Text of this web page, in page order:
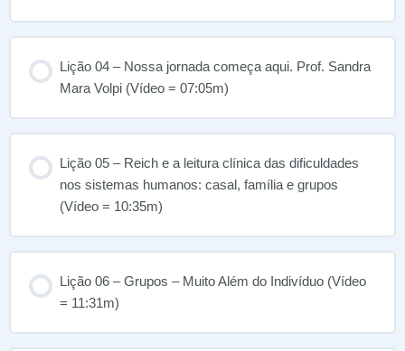
Lição 04 – Nossa jornada começa aqui. Prof. Sandra
Mara Volpi (Vídeo = 07:05m)
Lição 05 – Reich e a leitura clínica das dificuldades
nos sistemas humanos: casal, família e grupos
(Vídeo = 10:35m)
Lição 06 – Grupos – Muito Além do Indivíduo (Vídeo
= 11:31m)